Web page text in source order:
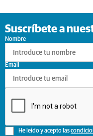
Suscríbete a
Nombre
He leído y acepto las
Email